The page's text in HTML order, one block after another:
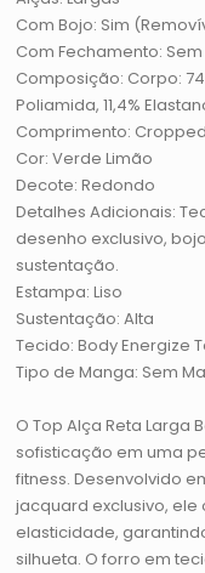
Com Bojo: Sim
Com Fechamento:
Composição: Corpo:
Poliamida, 11,4%
Comprimento: Cropped
Cor: Verde Limão
Decote: Redondo
Detalhes Adicionais:
desenho exclusivo,
sustentação.
Estampa: Liso
Sustentação: Alta
Tecido: Body Energize
Tipo de Manga: Sem
O Top Alça Reta Larga
sofisticação em uma
fitness. Desenvolvido
jacquard exclusivo,
elasticidade,
silhueta. O forro em